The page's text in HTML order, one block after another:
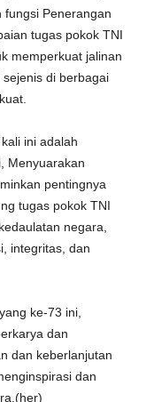
fungsi Penerangan
tugas pokok TNI
memperkuat jalinan
di berbagai
ini adalah
Menyuarakan
pentingnya
tugas pokok TNI
negara,
integritas, dan
ke-73 ini,
dan
dan keberlanjutan
dan